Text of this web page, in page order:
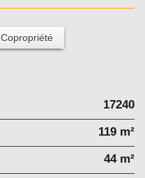
Copropriété
17240
119 m²
44 m²